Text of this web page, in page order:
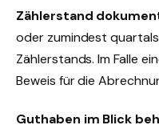
Zählerstand
oder zumindest
Zählerstands. Im Falle
Beweis für die
Guthaben im Blick